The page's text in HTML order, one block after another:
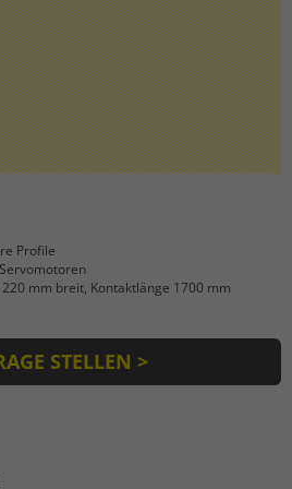
Profile
mm breit, Kontaktlänge 1700 mm
STELLEN >
Unter anderem eine
generierte ID, für die historische
Ihrer vorgenommen
falls der Webseiten-
dies eingestellt hat.